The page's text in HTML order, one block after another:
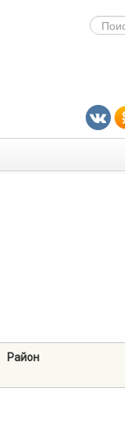
Район